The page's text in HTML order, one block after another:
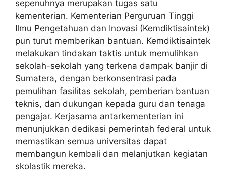
sepenuhnya merupakan tugas satu
kementerian. Kementerian Perguruan Tinggi
Ilmu Pengetahuan dan Inovasi (Kemdiktisaintek)
pun turut memberikan bantuan. Kemdiktisaintek
melakukan tindakan taktis untuk memulihkan
sekolah-sekolah yang terkena dampak banjir di
Sumatera, dengan berkonsentrasi pada
pemulihan fasilitas sekolah, pemberian bantuan
teknis, dan dukungan kepada guru dan tenaga
pengajar. Kerjasama antarkementerian ini
menunjukkan dedikasi pemerintah federal untuk
memastikan semua universitas dapat
membangun kembali dan melanjutkan kegiatan
skolastik mereka.